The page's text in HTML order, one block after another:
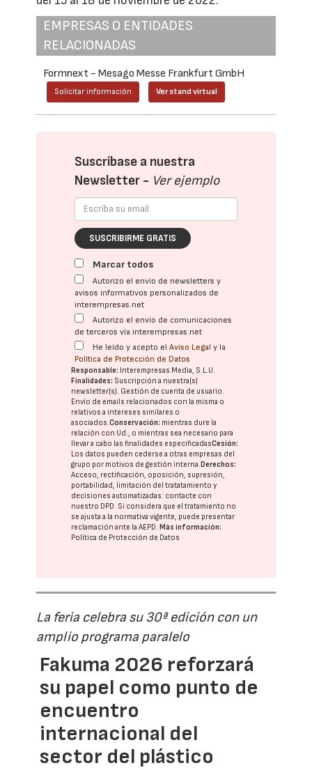
EMPRESAS O ENTIDADES
RELACIONADAS
Formnext - Mesago Messe Frankfurt GmbH
Solicitar información Ver stand virtual
Suscríbase a nuestra
Newsletter - Ver ejemplo
SUSCRIBIRME GRATIS
Marcar todos
Autorizo el envío de newsletters y
avisos informativos personalizados de
interempresas.net
Autorizo el envío de comunicaciones
de terceros vía interempresas.net
He leído y acepto elAviso Legal y la
Política de Protección de Datos
Responsable: Interempresas Media, S.L.U.
Finalidades: Suscripción a nuestra(s)
newsletter(s). Gestión de cuenta de usuario.
Envío de emails relacionados con la misma o
relativos a intereses similares o
asociados.Conservación: mientras dure la
relación con Ud., o mientras sea necesario para
llevar a cabo las finalidades especificadasCesión:
Los datos pueden cederse a otras empresas del
grupo por motivos de gestión interna.Derechos:
Acceso, rectificación, oposición, supresión,
portabilidad, limitación del tratatamiento y
decisiones automatizadas: contacte con
nuestro DPD. Si considera que el tratamiento no
se ajusta a la normativa vigente, puede presentar
reclamación ante laAEPD.Más información:
Política de Protección de Datos
La feria celebra su 30ª edición con un
amplio programa paralelo
Fakuma 2026 reforzará
su papel como punto de
encuentro
internacional del
sector del plástico